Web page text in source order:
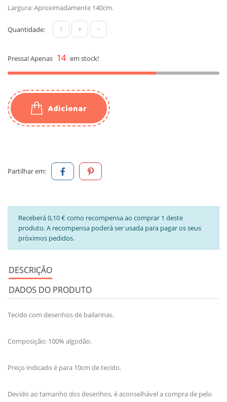
Largura: Aproximadamente 140cm.
Quantidade: + -
Pressa! Apenas 14 em stock!
Adicionar
Partilhar em:
Receberá 0,10 € como recompensa ao comprar 1 deste
produto. A recompensa poderá ser usada para pagar os seus
próximos pedidos.
DESCRIÇÃO
DADOS DO PRODUTO
Tecido com desenhos de bailarinas.
Composição: 100% algodão.
Preço indicado é para 10cm de tecido.
Devido ao tamanho dos desenhos, é aconselhável a compra de pelo